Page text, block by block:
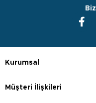
Kurumsal
Müşteri İlişkileri